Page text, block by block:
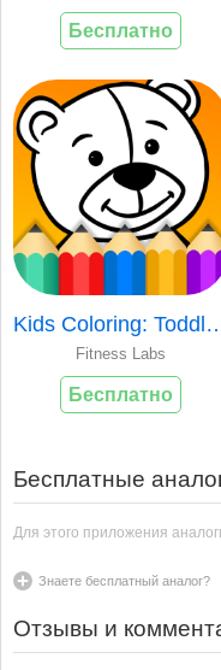
Бесплатно
Kids Coloring:
Fitness Labs
Бесплатно
Бесплатные
Для этого приложения
Знаете бесплатный аналог?
Отзывы и